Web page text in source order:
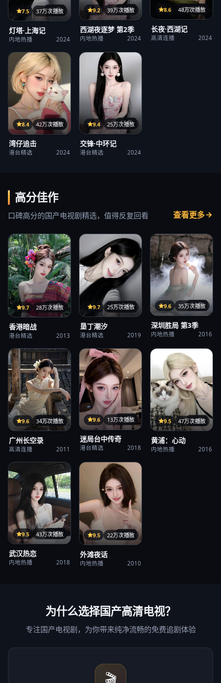
27集
7.5 37万次播放
灯塔·上海记
内地热播 2024
38集
9.2 39万次播放
西湖夜逐梦 第2季
内地热播 2024
125分钟
8.6 48万次播放
长夜·西湖记
高清连播 2024
38集
8.4 42万次播放
湾仔追击
港台精选 2024
15集
9.4 25万次播放
交锋·中环记
港台精选 2024
高分佳作
口碑高分的国产电视剧精选，值得反复回看 查看更多
33集
9.7 28万次播放
香港暗战
港台精选 2013
107分钟
9.7 25万次播放
垦丁潮汐
港台精选 2019
32集
9.6 35万次播放
深圳胜局 第3季
内地热播 2016
122分钟
9.6 34万次播放
广州长空录
高清连播 2011
31集
9.6 13万次播放
迷局台中传奇
港台精选 2018
24集
9.5 47万次播放
黄浦：心动
内地热播 2016
35集
9.5 43万次播放
武汉热恋
内地热播 2018
37集
9.5 22万次播放
外滩夜话
内地热播 2010
为什么选择国产高清电视？
专注国产电视剧，为你带来纯净流畅的免费追剧体验